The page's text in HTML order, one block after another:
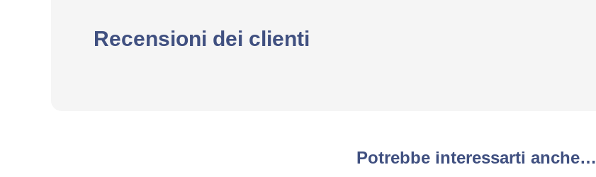
Recensioni dei clienti
Potrebbe interessarti anche…